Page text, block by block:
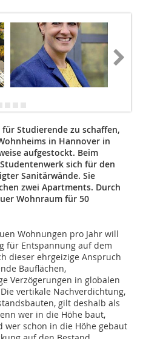
Studierende zu schaffen,
in Hannover in
aufgestockt. Beim
sich für den
Sanitärwände. Sie
zwei Apartments. Durch
Wohnraum für 50
Wohnungen pro Jahr will
für Entspannung auf dem
dieser ehrgeizige Anspruch
Bauflächen,
Verzögerungen in globalen
vertikale Nachverdichtung,
gilt deshalb als
wer in die Höhe baut,
wer schon in die Höhe gebaut